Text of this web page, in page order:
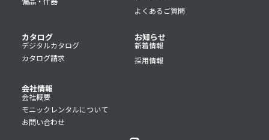
よくあるご質問
カタログ
デジタルカタログ
カタログ請求
お知らせ
新着情報
採用情報
会社情報
会社概要
モニックレンタルについて
お問い合わせ